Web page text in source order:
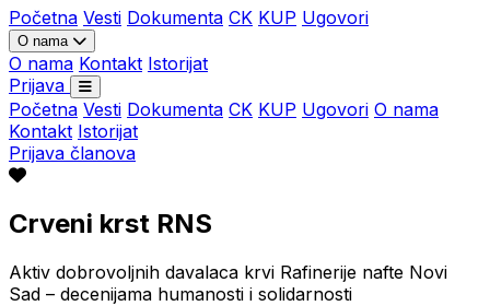
Početna Vesti Dokumenta CK KUP Ugovori
O nama
O nama Kontakt Istorijat
Prijava
Početna Vesti Dokumenta CK KUP Ugovori O nama
Kontakt Istorijat
Prijava članova
Crveni krst RNS
Aktiv dobrovoljnih davalaca krvi Rafinerije nafte Novi
Sad – decenijama humanosti i solidarnosti